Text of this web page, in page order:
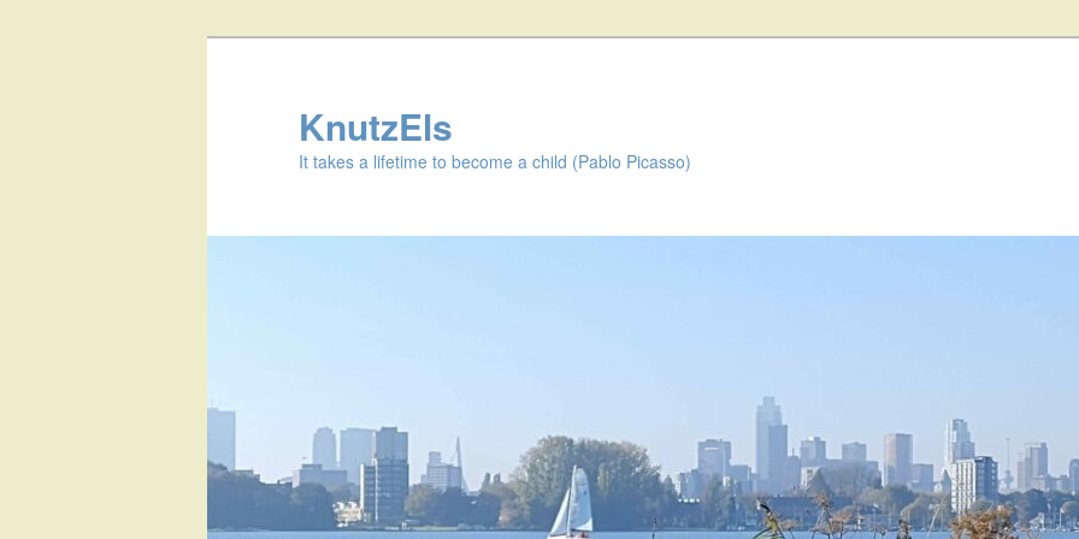
KnutzEls
It takes a lifetime to become a child (Pablo Picasso)